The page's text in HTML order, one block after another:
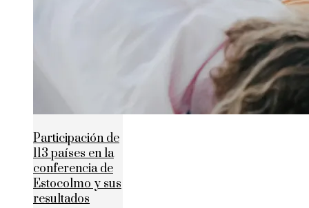
Participación de
113 países en la
conferencia de
Estocolmo y sus
resultados